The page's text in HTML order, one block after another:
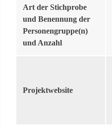
Art der Stichprobe
und Benennung der
Personengruppe(n)
und Anzahl
Projektwebsite